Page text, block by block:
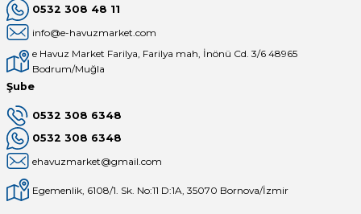
0532 308 48 11
info@e-havuzmarket.com
e Havuz Market Farilya, Farilya mah, İnönü Cd. 3/6 48965
Bodrum/Muğla
Şube
0532 308 6348
0532 308 6348
ehavuzmarket@gmail.com
Egemenlik, 6108/1. Sk. No:11 D:1A, 35070 Bornova/İzmir